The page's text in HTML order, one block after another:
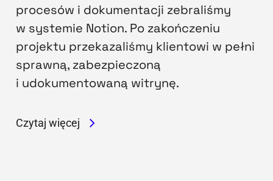
procesów i dokumentacji zebraliśmy
w systemie Notion. Po zakończeniu
projektu przekazaliśmy klientowi w pełni
sprawną, zabezpieczoną
i udokumentowaną witrynę.
Czytaj więcej